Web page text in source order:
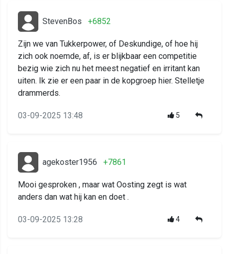
StevenBos +6852
Zijn we van Tukkerpower, of Deskundige, of hoe hij
zich ook noemde, af, is er blijkbaar een competitie
bezig wie zich nu het meest negatief en irritant kan
uiten. Ik zie er een paar in de kopgroep hier. Stelletje
drammerds.
03-09-2025 13:48 5
agekoster1956 +7861
Mooi gesproken , maar wat Oosting zegt is wat
anders dan wat hij kan en doet .
03-09-2025 13:28 4